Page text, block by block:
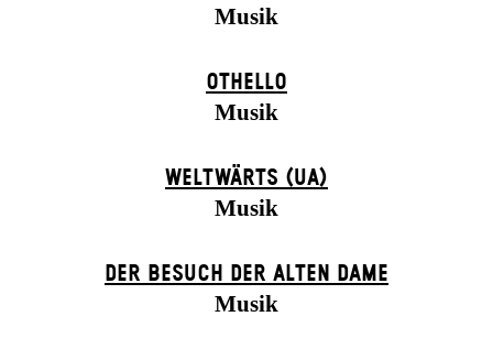
Musik
OTHELLO
Musik
WELTWÄRTS (UA)
Musik
DER BE­SUCH DER ALT­EN DA­ME
Musik